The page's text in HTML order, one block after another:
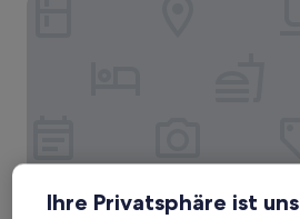
Ihre Privatsphäre ist uns